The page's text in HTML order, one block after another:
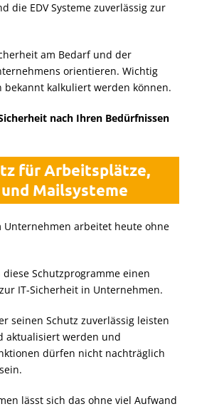
die EDV Systeme zuverlässig zur
am Bedarf und der
orientieren. Wichtig
bekannt kalkuliert werden können.
nach Ihren Bedürfnissen
für Arbeitsplätze,
Mailsysteme
Unternehmen arbeitet heute ohne
Schutzprogramme einen
IT-Sicherheit in Unternehmen.
seinen Schutz zuverlässig leisten
aktualisiert werden und
dürfen nicht nachträglich
lässt sich das ohne viel Aufwand